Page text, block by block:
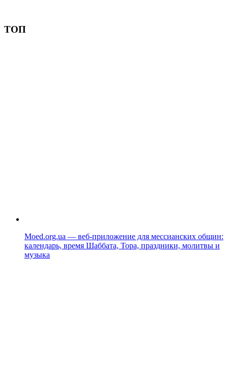
ТОП
Moed.org.ua — веб-приложение для мессианских общин:
календарь, время Шаббата, Тора, праздники, молитвы и
музыка